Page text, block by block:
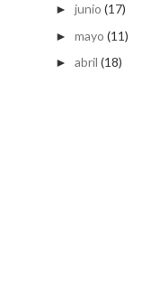
► junio (17)
► mayo (11)
► abril (18)